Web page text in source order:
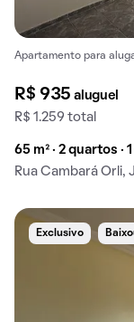
Apartamento para
R$ 935aluguel
R$ 1.259 total
65 m² · 2 quartos ·
Rua Cambará Orli,
Exclusivo